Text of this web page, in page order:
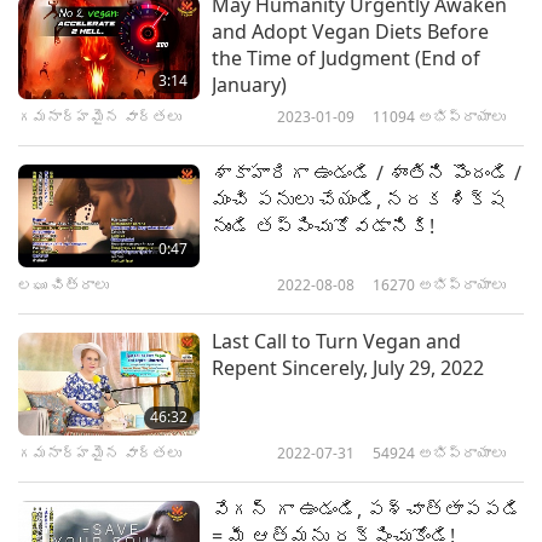
3:14
and Adopt Vegan Diets Before
the Time of Judgment (End of
January)
గమనార్హమైన వార్తలు 2023-01-09 11094 అభిప్రాయాలు
0:47
శాకాహారిగా ఉండండి / శాంతిని పొందండి /
మంచి పనులు చేయండి, నరక శిక్ష
నుండి తప్పించుకోవడానికి!
లఘు చిత్రాలు 2022-08-08 16270 అభిప్రాయాలు
46:32
Last Call to Turn Vegan and
Repent Sincerely, July 29, 2022
గమనార్హమైన వార్తలు 2022-07-31 54924 అభిప్రాయాలు
వేగన్ గా ఉండండి, పశ్చాత్తాపపడి
= మీ ఆత్మను రక్షించుకోండి!